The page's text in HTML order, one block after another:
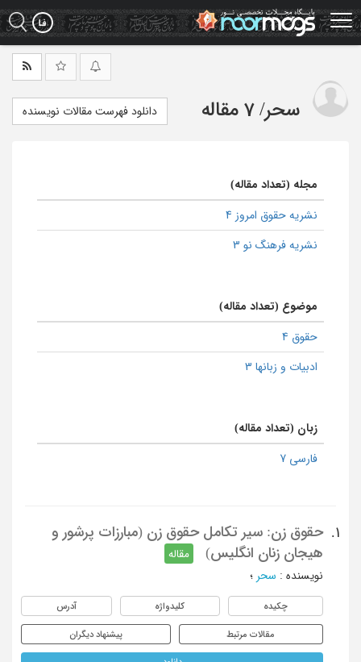
Skip
to
main
سحر/ 7 مقاله دانلود فهرست مقالات نویسنده
مجله (تعداد مقاله)
نشریه حقوق امروز 4
نشریه فرهنگ نو 3
موضوع (تعداد مقاله)
حقوق 4
ادبیات و زبانها 3
زبان (تعداد مقاله)
فارسی 7
1.
حقوق زن: سیر تکامل حقوق زن (مبارزات پرشور و
هیجان زنان انگلیس)
مقاله
نویسنده : سحر ؛
چکیده کلیدواژه آدرس
مقالات مرتبط پیشنهاد دیگران